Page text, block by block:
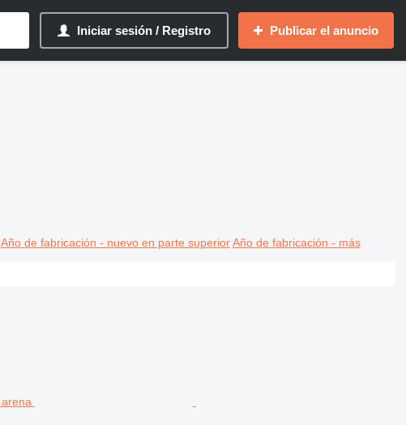
Iniciar sesión / Registro Publicar el anuncio
Año de fabricación - nuevo en parte superior Año de fabricación - más